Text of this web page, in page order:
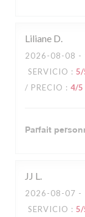
Liliane D
2026-08-08 -
SERVICIO : 5/
/ PRECIO : 4/5
Parfait
JJ L
2026-08-07 -
SERVICIO : 5/